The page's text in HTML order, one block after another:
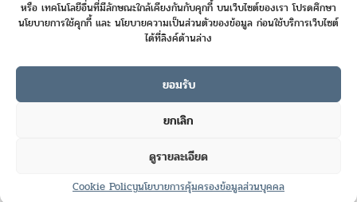
หรือ เทคโนโลยีอื่นที่มีลักษณะใกล้เคียงกันกับคุกกี้ บนเว็บไซต์ของเรา โปรดศึกษา
นโยบายการใช้คุกกี้ และ นโยบายความเป็นส่วนตัวของข้อมูล ก่อนใช้บริการเว็บไซต์
ได้ที่ลิงค์ด้านล่าง
ยอมรับ
ยกเลิก
ดูรายละเอียด
Cookie Policyนโยบายการคุ้มครองข้อมูลส่วนบุคคล
423061 Contact us